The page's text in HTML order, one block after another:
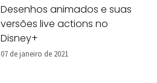
Desenhos animados e suas
versões live actions no
Disney+
07 de janeiro de 2021